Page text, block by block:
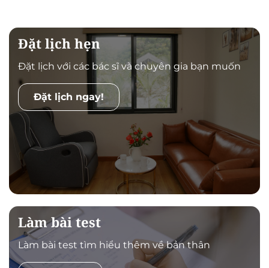
Đặt lịch hẹn
Đặt lịch với các bác sĩ và chuyên gia bạn muốn
Đặt lịch ngay!
Làm bài test
Làm bài test tìm hiểu thêm về bản thân